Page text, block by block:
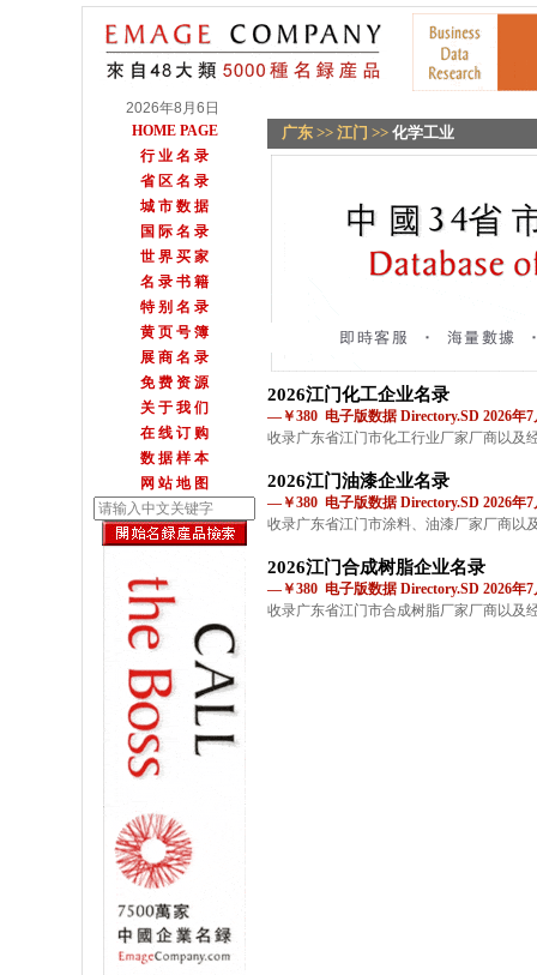
2026年8月6日
HOME PAGE
行 业 名 录
省 区 名 录
城 市 数 据
国 际 名 录
世 界 买 家
名 录 书 籍
特 别 名 录
黄 页 号 簿
展 商 名 录
免 费 资 源
关 于 我 们
在 线 订 购
数 据 样 本
网 站 地 图
广东 >> 江门 >> 化学工业
2026江门化工企业名录
—￥380 电子版数据 Directory.SD 2026年7
收录广东省江门市化工行业厂家厂商以及
2026江门油漆企业名录
—￥380 电子版数据 Directory.SD 2026年7
收录广东省江门市涂料、油漆厂家厂商以
2026江门合成树脂企业名录
—￥380 电子版数据 Directory.SD 2026年7
收录广东省江门市合成树脂厂家厂商以及